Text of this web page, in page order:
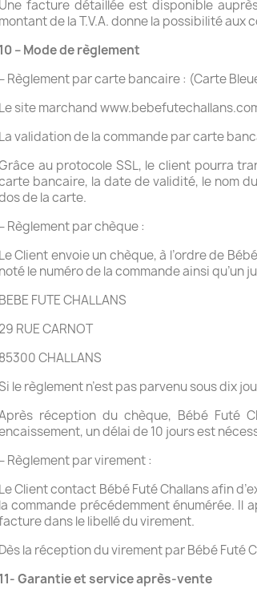
Une facture détaillée est disponible
montant de la T.V.A. donne la possibilité
10 – Mode de règlement
– Règlement par carte bancaire : (Carte
Le site marchand
La validation de la commande par carte
au protocole SSL, le client pourra
bancaire, la date de validité, le nom
de la carte.
– Règlement par chèque :
Le Client envoie un chèque, à l’ordre de
noté le numéro de la commande ainsi
BEBE FUTE CHALLANS
RUE CARNOT
85300 CHALLANS
le règlement n’est pas parvenu sous dix
réception du chèque, Bébé Futé
un délai de 10 jours est
– Règlement par virement :
Le Client contact Bébé Futé Challans afin
la commande précédemment énumérée. Il
dans le libellé du virement.
Dès la réception du virement par Bébé Futé
11- Garantie et service après-vente